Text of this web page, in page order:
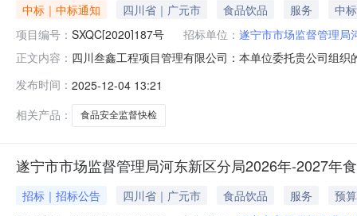
中标｜中标通知 四川省｜广元市 食品饮品 服务
中
项目编号： SXQC[2020]187号 招标单位： 遂宁市市场监督管理局
正文内容： 四川叁鑫工程项目管理有限公司：本单位委托贵公司组
交通知书》中载明要求,成交供应商应当在《成交通知书
快检项目项目编
发布时间： 2025-12-04 13:21
相关产品：
食品安全监督快检
遂宁市市场监督管理局河东新区分局2026年-2027年
招标｜招标公告 四川省｜广元市 食品饮品 服务
预